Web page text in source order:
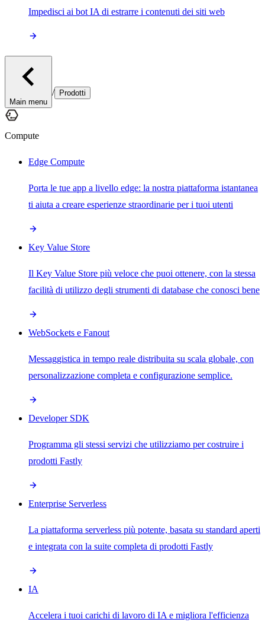
Impedisci ai bot IA di estrarre i contenuti dei siti web
Main menu
/ Prodotti
Compute
Edge Compute
Porta le tue app a livello edge: la nostra piattaforma istantanea
ti aiuta a creare esperienze straordinarie per i tuoi utenti
Key Value Store
Il Key Value Store più veloce che puoi ottenere, con la stessa
facilità di utilizzo degli strumenti di database che conosci bene
WebSockets e Fanout
Messaggistica in tempo reale distribuita su scala globale, con
personalizzazione completa e configurazione semplice.
Developer SDK
Programma gli stessi servizi che utilizziamo per costruire i
prodotti Fastly
Enterprise Serverless
La piattaforma serverless più potente, basata su standard aperti
e integrata con la suite completa di prodotti Fastly
IA
Accelera i tuoi carichi di lavoro di IA e migliora l'efficienza